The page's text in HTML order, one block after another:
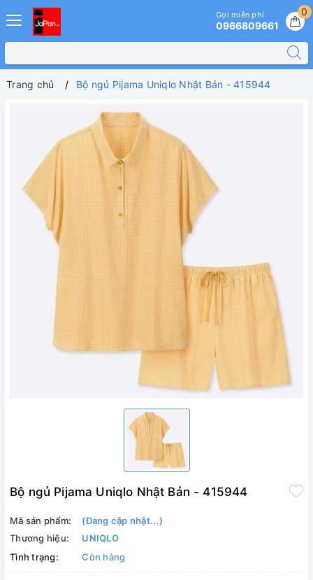
0
Gọi miễn phí
0966809661
Trang chủ Bộ ngủ Pijama Uniqlo Nhật Bản - 415944
Bộ ngủ Pijama Uniqlo Nhật Bản - 415944
Mã sản phẩm:
(Đang cập nhật...)
Thương hiệu:
UNIQLO
Tình trạng:
Còn hàng